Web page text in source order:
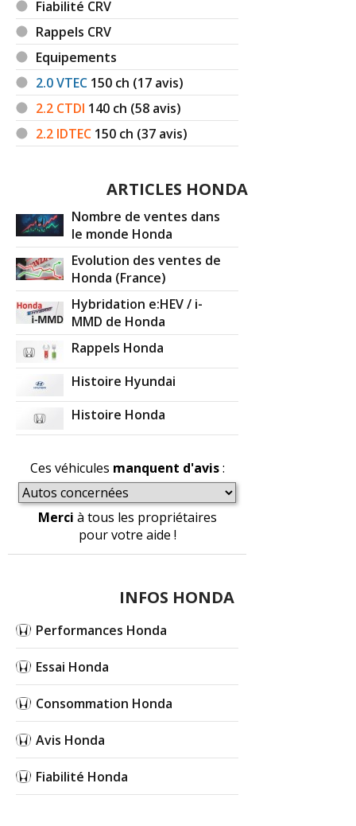
Fiabilité CRV
Rappels CRV
Equipements
2.0 VTEC 150 ch (17 avis)
2.2 CTDI 140 ch (58 avis)
2.2 IDTEC 150 ch (37 avis)
ARTICLES HONDA
Nombre de ventes dans
le monde Honda
Evolution des ventes de
Honda (France)
Hybridation e:HEV / i-
MMD de Honda
Rappels Honda
Histoire Hyundai
Histoire Honda
Ces véhicules manquent d'avis:
Merci à tous les propriétaires
pour votre aide !
INFOS HONDA
Performances Honda
Essai Honda
Consommation Honda
Avis Honda
Fiabilité Honda